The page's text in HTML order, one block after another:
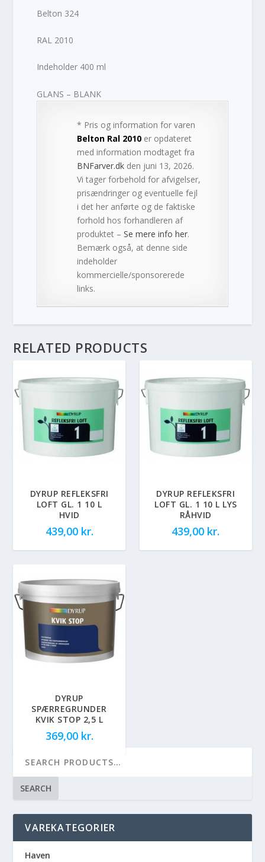
Belton 324
RAL 2010
Indeholder 400 ml
GLANS – BLANK
* Pris og information for varen
Belton Ral 2010 er opdateret
med information modtaget fra
BNFarver.dk den juni 13, 2026.
Vi tager forbehold for afvigelser,
prisændringer og eventuelle fejl
i det her anførte og de faktiske
forhold hos forhandleren af
produktet –Se mere info her.
Bemærk også, at denne side
indeholder
kommercielle/sponsorerede
links.
RELATED PRODUCTS
DYRUP REFLEKSFRI
LOFT GL. 1 10 L
HVID
439,00 kr.
DYRUP REFLEKSFRI
LOFT GL. 1 10 L LYS
RÅHVID
439,00 kr.
DYRUP
SPÆRREGRUNDER
KVIK STOP 2,5 L
369,00 kr.
SEARCH
VAREKATEGORIER
Haven